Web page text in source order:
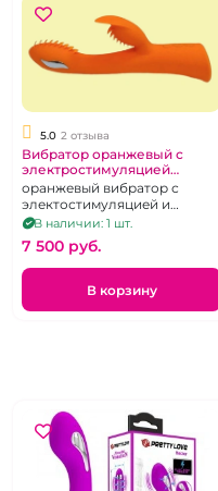
5.0 2 отзыва
Вибратор оранжевый с
электростимуляцией
"Огонь"
оранжевый вибратор с
электостимуляцией и
клиторальным отростком
В наличии: 1 шт.
7 500 pуб.
В корзину